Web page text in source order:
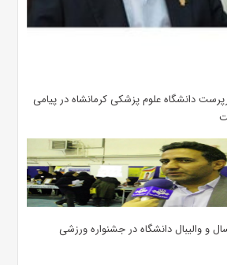
دانشگاه علوم پزشکی کرمانشاه در پیامی
و والیبال دانشگاه در جشنواره ورزشی